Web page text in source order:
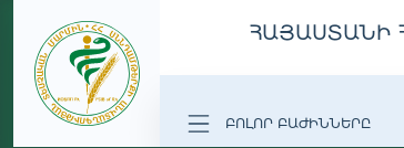
ՀԱՅԱՍՏԱՆԻ
ԲՈԼՈՐ ԲԱԺԻՆՆԵՐԸ